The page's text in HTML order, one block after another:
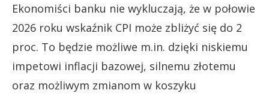
Ekonomiści banku nie wykluczają, że w połowie
2026 roku wskaźnik CPI może zbliżyć się do 2
proc. To będzie możliwe m.in. dzięki niskiemu
impetowi inflacji bazowej, silnemu złotemu
oraz możliwym zmianom w koszyku